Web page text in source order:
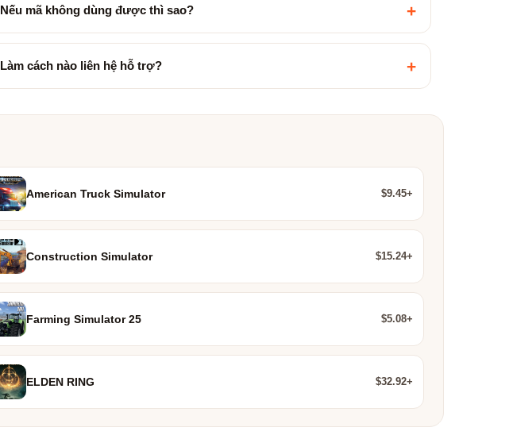
Nếu mã không dùng được thì sao? +
Làm cách nào liên hệ hỗ trợ? +
American Truck Simulator $9.45+
Construction Simulator $15.24+
Farming Simulator 25 $5.08+
ELDEN RING $32.92+